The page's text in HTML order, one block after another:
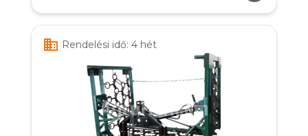
business Rendelési idő: 4 hét